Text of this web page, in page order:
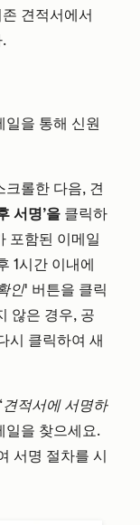
견적서에서
일을 통해 신원
크롤한 다음, 견
서명’을 클릭하
포함된 이메일
1시간 이내에
인' 버튼을 클릭
않은 경우, 공
시 클릭하여 새
‘견적서에 서명하
일을 찾으세요.
서명 절차를 시